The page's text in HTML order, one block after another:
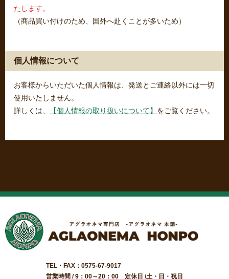
たします。
（商品買い付けのため、国外へ赴くことが多いため）
個人情報について
お客様からいただいた個人情報は、発送とご連絡以外には一切
使用いたしません。
詳しくは、
【個人情報の取り扱いについて】 をご覧ください。
TEL・FAX：0575-67-9017
営業時間 / 9：00～20：00 定休日 /土・日・祝日